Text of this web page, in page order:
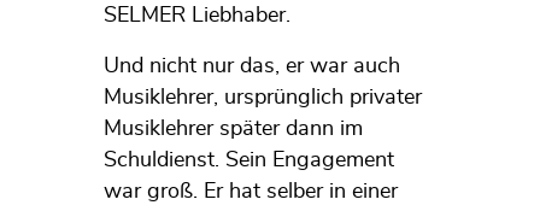
SELMER Liebhaber.
Und nicht nur das, er war auch
Musiklehrer, ursprünglich privater
Musiklehrer später dann im
Schuldienst. Sein Engagement
war groß. Er hat selber in einer